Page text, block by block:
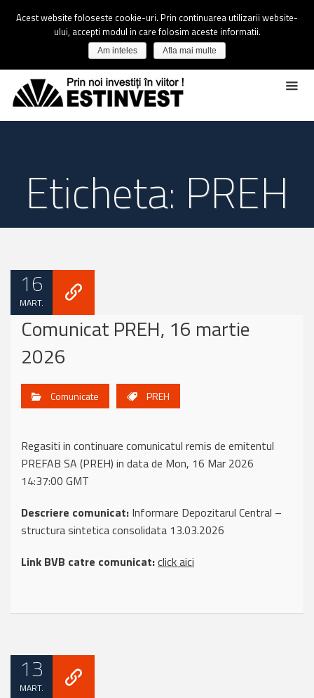
Eticheta: PREH
16
MART.
Comunicat PREH, 16 martie
2026
Comunicate PREH
Regasiti in continuare comunicatul remis de emitentul
PREFAB SA (PREH) in data de Mon, 16 Mar 2026
14:37:00 GMT
Descriere comunicat: Informare Depozitarul Central –
structura sintetica consolidata 13.03.2026
Link BVB catre comunicat:click aici
13
MART.
Acest website foloseste cookie-uri. Prin continuarea utilizarii website-
ului, accepti modul in care folosim aceste informatii.
Am inteles Afla mai multe